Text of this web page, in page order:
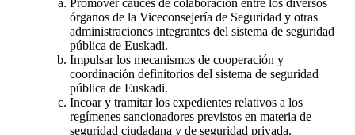
órganos de la Viceconsejería de Seguridad y otras
administraciones integrantes del sistema de seguridad
pública de Euskadi.
Impulsar los mecanismos de cooperación y
coordinación definitorios del sistema de seguridad
pública de Euskadi.
Incoar y tramitar los expedientes relativos a los
regímenes sancionadores previstos en materia de
seguridad ciudadana y de seguridad privada.